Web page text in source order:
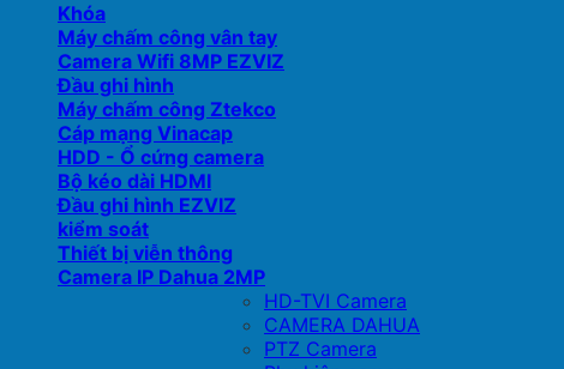
Khóa
Máy chấm công vân tay
Camera Wifi 8MP EZVIZ
Đầu ghi hình
Máy chấm công Ztekco
Cáp mạng Vinacap
HDD - Ổ cứng camera
Bộ kéo dài HDMI
Đầu ghi hình EZVIZ
kiểm soát
Thiết bị viễn thông
Camera IP Dahua 2MP
HD-TVI Camera
CAMERA DAHUA
PTZ Camera